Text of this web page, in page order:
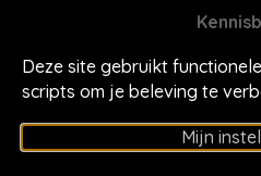
Deze site gebruikt
scripts om je beleving te
Mijn
AI =